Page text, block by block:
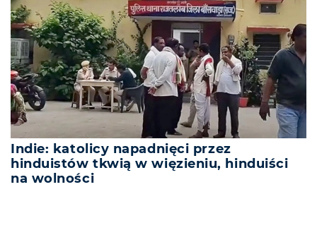
Indie: katolicy napadnięci przez
hinduistów tkwią w więzieniu, hinduiści
na wolności